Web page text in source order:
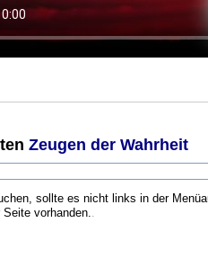
Zeugen der Wahrheit
sollte es nicht links in der
vorhanden..